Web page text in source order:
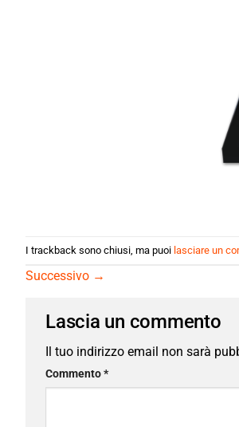
I trackback sono chiusi, ma puoi lasciare un
Successivo →
Lascia un commento
Il tuo indirizzo email non sarà
Commento*